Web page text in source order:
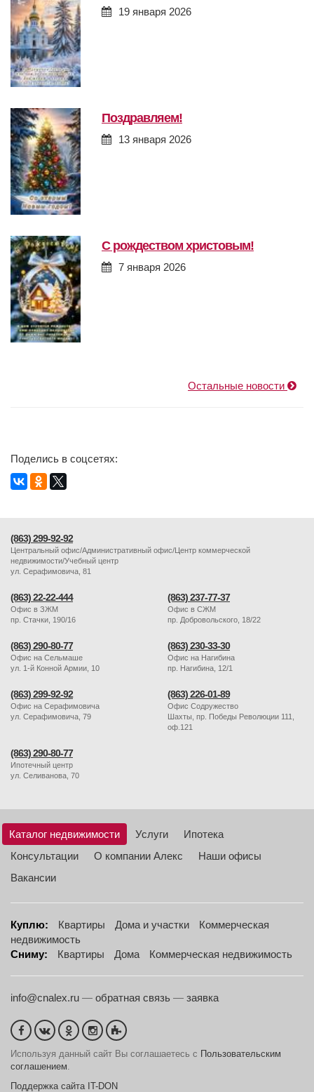
19 января 2026
поздравляем!
13 января 2026
с рождеством христовым!
7 января 2026
Остальные новости
Поделись в соцсетях:
(863) 299-92-92
Центральный офис/Административный офис/Центр коммерческой
недвижимости/Учебный центр
ул. Серафимовича, 81
(863) 22-22-444
Офис в ЗЖМ
пр. Стачки, 190/16
(863) 237-77-37
Офис в СЖМ
пр. Добровольского, 18/22
(863) 290-80-77
Офис на Сельмаше
ул. 1-й Конной Армии, 10
(863) 230-33-30
Офис на Нагибина
пр. Нагибина, 12/1
(863) 299-92-92
Офис на Серафимовича
ул. Серафимовича, 79
(863) 226-01-89
Офис Содружество
Шахты, пр. Победы Революции 111,
оф.121
(863) 290-80-77
Ипотечный центр
ул. Селиванова, 70
Каталог недвижимости Услуги
Ипотека
Консультации
О компании Алекс
Наши офисы
Вакансии
Куплю: Квартиры Дома и участки
Коммерческая
недвижимость
Сниму:
Квартиры Дома Коммерческая недвижимость
info@cnalex.ru — обратная связь — заявка
Используя данный сайт Вы соглашаетесь с Пользовательским
соглашением.
Поддержка сайта IT-DON